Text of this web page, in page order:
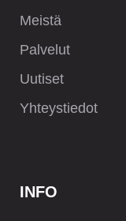
Meistä
Palvelut
Uutiset
Yhteystiedot
INFO